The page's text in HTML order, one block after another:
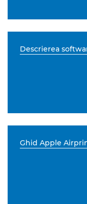
Descrierea
Ghid Apple